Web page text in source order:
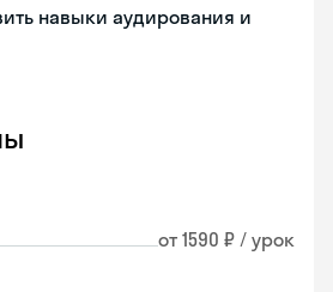
навыки аудирования и
от 1590 ₽ / урок